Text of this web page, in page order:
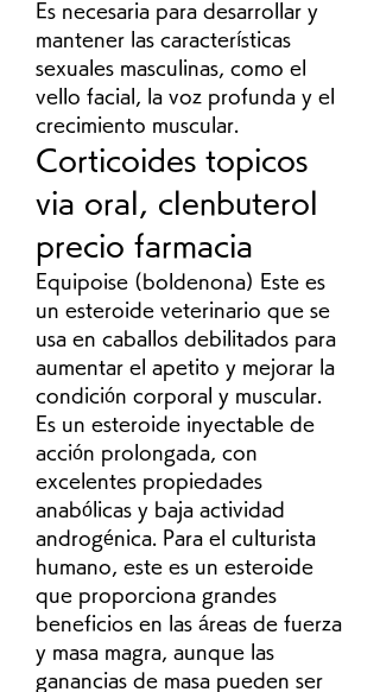
Es necesaria para desarrollar y
mantener las características
sexuales masculinas, como el
vello facial, la voz profunda y el
crecimiento muscular.
Corticoides topicos
via oral, clenbuterol
precio farmacia
Equipoise (boldenona) Este es
un esteroide veterinario que se
usa en caballos debilitados para
aumentar el apetito y mejorar la
condición corporal y muscular.
Es un esteroide inyectable de
acción prolongada, con
excelentes propiedades
anabólicas y baja actividad
androgénica. Para el culturista
humano, este es un esteroide
que proporciona grandes
beneficios en las áreas de fuerza
y masa magra, aunque las
ganancias de masa pueden ser